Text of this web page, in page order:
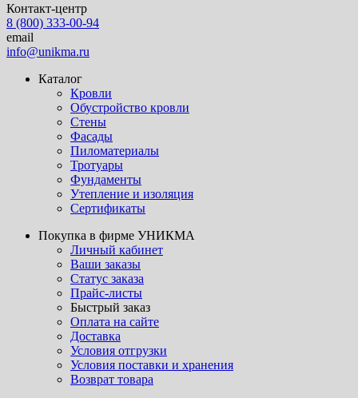
Контакт-центр
8 (800) 333-00-94
email
info@unikma.ru
Каталог
Кровли
Обустройство кровли
Стены
Фасады
Пиломатериалы
Тротуары
Фундаменты
Утепление и изоляция
Сертификаты
Покупка в фирме УНИКМА
Личный кабинет
Ваши заказы
Статус заказа
Прайс-листы
Быстрый заказ
Оплата на сайте
Доставка
Условия отгрузки
Условия поставки и хранения
Возврат товара